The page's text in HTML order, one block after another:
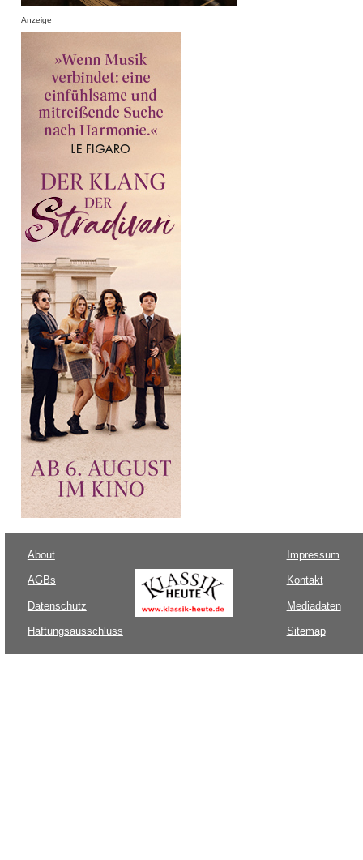
Anzeige
About
AGBs
Datenschutz
Haftungsausschluss
Impressum
Kontakt
Mediadaten
Sitemap